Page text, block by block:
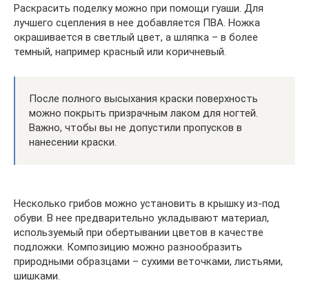
Раскрасить поделку можно при помощи гуаши. Для
лучшего сцепления в нее добавляется ПВА. Ножка
окрашивается в светлый цвет, а шляпка – в более
темный, например красный или коричневый.
После полного высыхания краски поверхность
можно покрыть призрачным лаком для ногтей.
Важно, чтобы вы не допустили пропусков в
нанесении краски.
Несколько грибов можно установить в крышку из-под
обуви. В нее предварительно укладывают материал,
используемый при обертывании цветов в качестве
подложки. Композицию можно разнообразить
природными образцами – сухими веточками, листьями,
шишками.